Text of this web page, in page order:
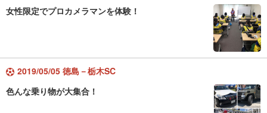
女性限定でプロカメラマンを体験！
2019/05/05 徳島－栃木SC
色んな乗り物が大集合！